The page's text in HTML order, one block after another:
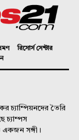
রিসোর্স সেন্টার
চ্যাম্পিয়নদের তৈরি
চ্যাম্পস
একজন সঙ্গী।